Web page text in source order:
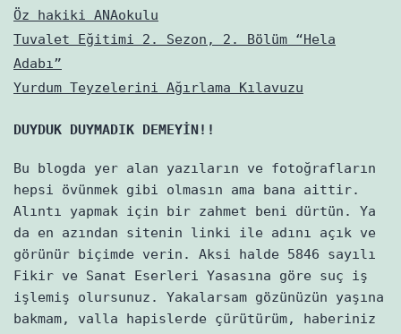
Öz hakiki ANAokulu
Tuvalet Eğitimi 2. Sezon, 2. Bölüm “Hela
Adabı”
Yurdum Teyzelerini Ağırlama Kılavuzu
DUYDUK DUYMADIK DEMEYİN!!
Bu blogda yer alan yazıların ve fotoğrafların
hepsi övünmek gibi olmasın ama bana aittir.
Alıntı yapmak için bir zahmet beni dürtün. Ya
da en azından sitenin linki ile adını açık ve
görünür biçimde verin. Aksi halde 5846 sayılı
Fikir ve Sanat Eserleri Yasasına göre suç iş
işlemiş olursunuz. Yakalarsam gözünüzün yaşına
bakmam, valla hapislerde çürütürüm, haberiniz